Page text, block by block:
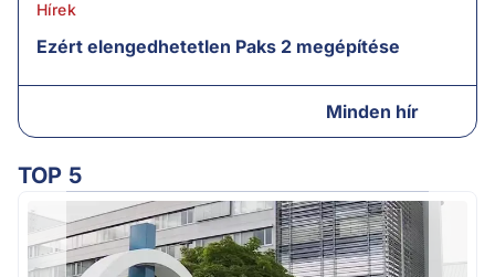
Hírek
Ezért elengedhetetlen Paks 2 megépítése
Minden hír
TOP 5